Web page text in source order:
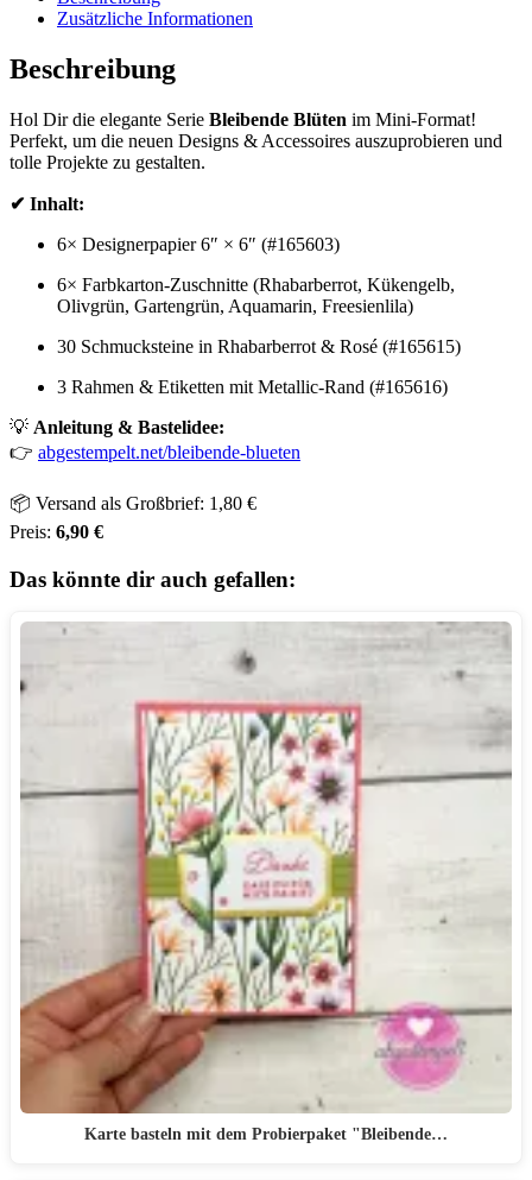
Zusätzliche Informationen
Beschreibung
Hol Dir die elegante Serie Bleibende Blüten im Mini-Format!
Perfekt, um die neuen Designs & Accessoires auszuprobieren und
tolle Projekte zu gestalten.
✔ Inhalt:
6× Designerpapier 6″ × 6″ (#165603)
6× Farbkarton-Zuschnitte (Rhabarberrot, Kükengelb,
Olivgrün, Gartengrün, Aquamarin, Freesienlila)
30 Schmucksteine in Rhabarberrot & Rosé (#165615)
3 Rahmen & Etiketten mit Metallic-Rand (#165616)
💡 Anleitung & Bastelidee:
👉 abgestempelt.net/bleibende-blueten
📦 Versand als Großbrief: 1,80 €
Preis: 6,90 €
Das könnte dir auch gefallen:
Karte basteln mit dem Probierpaket "Bleibende…